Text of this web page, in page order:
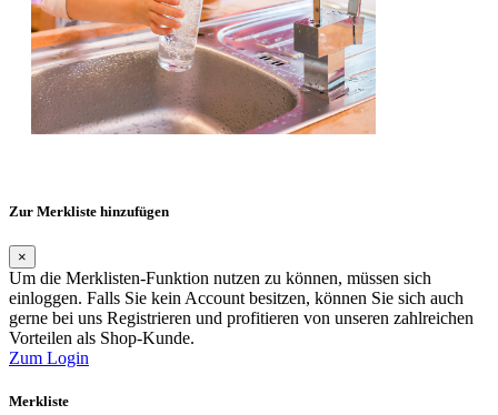
Zur Merkliste hinzufügen
×
Um die Merklisten-Funktion nutzen zu können, müssen sich
einloggen. Falls Sie kein Account besitzen, können Sie sich auch
gerne bei uns Registrieren und profitieren von unseren zahlreichen
Vorteilen als Shop-Kunde.
Zum Login
Merkliste